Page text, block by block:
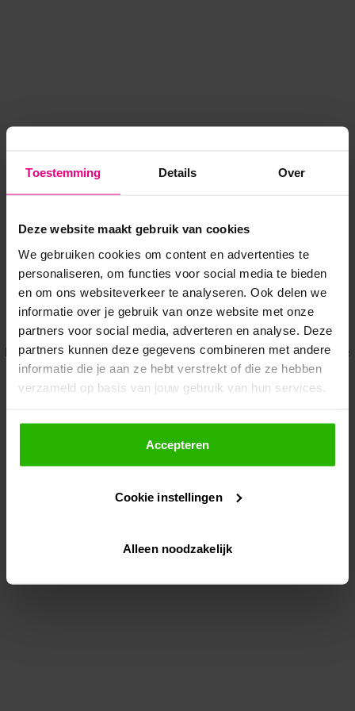
Toestemming Details Over
Deze website maakt gebruik van cookies
We gebruiken cookies om content en advertenties te
personaliseren, om functies voor social media te bieden
en om ons websiteverkeer te analyseren. Ook delen we
informatie over je gebruik van onze website met onze
partners voor social media, adverteren en analyse. Deze
partners kunnen deze gegevens combineren met andere
informatie die je aan ze hebt verstrekt of die ze hebben
verzameld op basis van jouw gebruik van hun services.
Als je op "Accepteer" klikt, dan geef je Voordeeluitjes.nl
toestemming om cookies voor social media en
gepersonaliseerde advertenties te plaatsen.
Lees hier meer over in onsprivacybeleid
Via "Cookie instellingen" kun je ook zelf instellen welke
Accepteren
Cookie instellingen
Alleen noodzakelijk
Application error: a client-side exception has occurred while
loadingwww.voordeeluitjes.nl (see the browser console for more
information).